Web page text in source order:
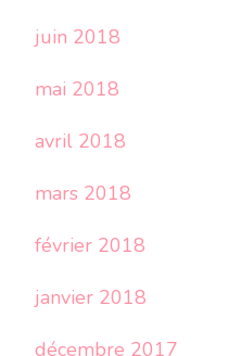
juin 2018
mai 2018
avril 2018
mars 2018
février 2018
janvier 2018
décembre 2017